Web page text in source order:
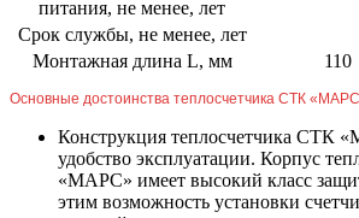
питания, не менее, лет
Срок службы, не менее, лет
Монтажная длина L, мм
110
Основные достоинства теплосчетчика СТК
Конструкция теплосчетчика СТК
удобство эксплуатации. Корпус
«МАРС» имеет высокий класс
этим возможность установки